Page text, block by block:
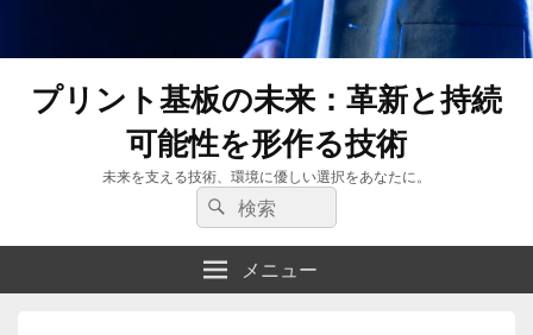
プリント基板の未来：革新と持続
可能性を形作る技術
未来を支える技術、環境に優しい選択をあなたに。
検
索:
検
索
メニュー